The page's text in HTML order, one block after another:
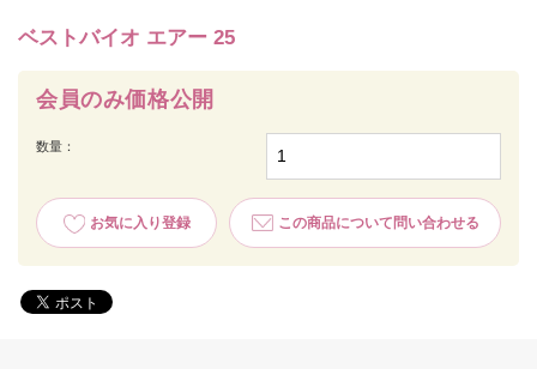
ベストバイオ エアー 25
会員のみ価格公開
数量：
お気に入り登録 この商品について問い合わせる